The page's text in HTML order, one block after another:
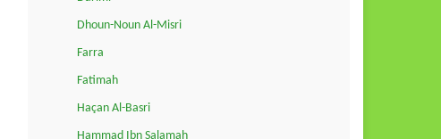
Dhoun-Noun Al-Misri
Farra
Fatimah
Haçan Al-Basri
Hammad Ibn Salamah